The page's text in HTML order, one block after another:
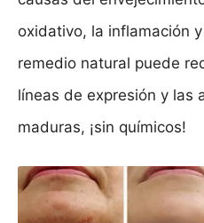
oxidativo, la inflamación
remedio natural puede
líneas de expresión y las
maduras, ¡sin químicos!